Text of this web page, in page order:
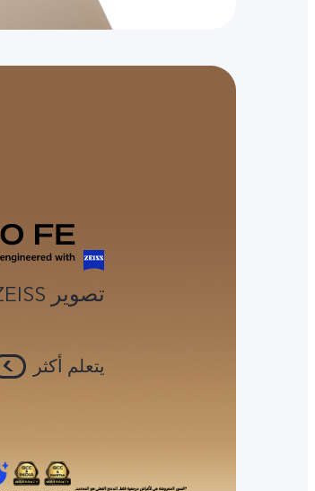
تصوير ZEISS احترافية بتصميم ذكي
يتعلم أكثر